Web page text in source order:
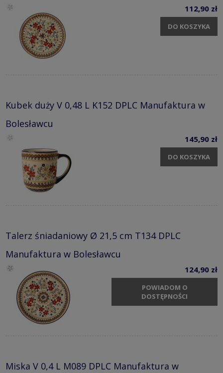
112,90 zł
DO KOSZYKA
Kubek duży V 0,48 L K152 DPLC Manufaktura w
Bolesławcu
145,90 zł
DO KOSZYKA
Talerz śniadaniowy Ø 21,5 cm T134 DPLC
Manufaktura w Bolesławcu
124,90 zł
POWIADOM O
DOSTĘPNOŚCI
Miska V 0,4 L M089 DPLC Manufaktura w